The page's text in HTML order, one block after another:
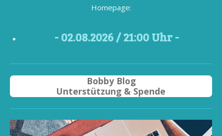
Homepage:
- 02.08.2026 / 21:00 Uhr -
Bobby Blog
Unterstützung & Spende